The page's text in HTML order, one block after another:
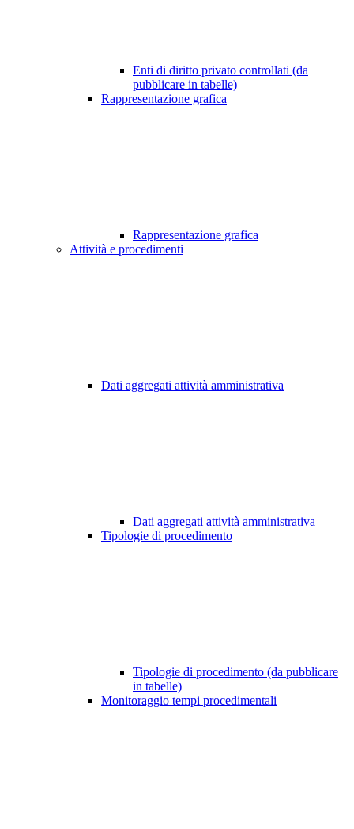
Enti di diritto privato controllati (da
pubblicare in tabelle)
Rappresentazione grafica
Rappresentazione grafica
Attività e procedimenti
Dati aggregati attività amministrativa
Dati aggregati attività amministrativa
Tipologie di procedimento
Tipologie di procedimento (da pubblicare
in tabelle)
Monitoraggio tempi procedimentali